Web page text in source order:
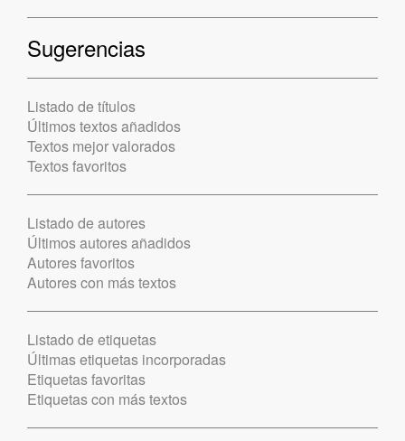
Sugerencias
Listado de títulos
Últimos textos añadidos
Textos mejor valorados
Textos favoritos
Listado de autores
Últimos autores añadidos
Autores favoritos
Autores con más textos
Listado de etiquetas
Últimas etiquetas incorporadas
Etiquetas favoritas
Etiquetas con más textos